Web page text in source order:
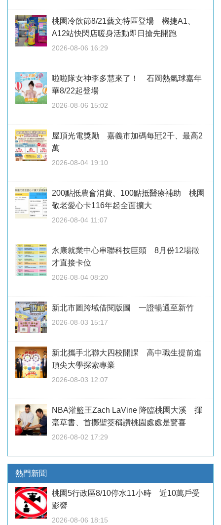
桃園冷飲節8/21藝文特區登場 機捷A1、
A12站快閃店暖身活動即日搶先開跑
2026-08-06 16:29
啦啦隊女神李多慧來了！ 石岡熱氣球嘉年
華8/22起登場
2026-08-06 15:02
屋頂光電獎勵 嘉義市加碼每瓩2千、最高2
萬
2026-08-04 19:10
200點抵農會消費、100點抵醫療補助 桃園
敬老愛心卡116年起全面擴大
2026-08-04 11:07
永康就業中心串聯科技巨頭 8月份12場徵
才直接卡位
2026-08-04 08:20
新北市圖跨域借閱版圖 一證暢通至新竹
2026-08-03 15:17
新北攜手北聯大四校開課 高中職生提前進
頂尖大學探索專業
2026-08-03 12:07
NBA灌籃王Zach LaVine 降臨桃園大溪 揮
毫草書、首擲聖筊稱讚桃園處處是驚喜
2026-08-02 17:29
熱門新聞
桃園5行政區8/10停水11小時 近10萬戶受
影響
2026-08-06 18:15